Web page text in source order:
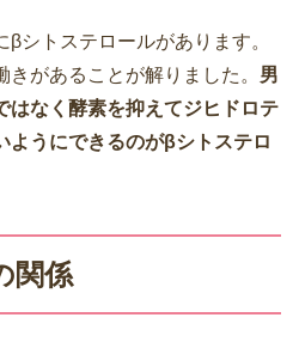
βシトステロールがあります。
があることが解りました。 男
はなく酵素を抑えてジヒドロテ
ようにできるのがβシトステロ
関係